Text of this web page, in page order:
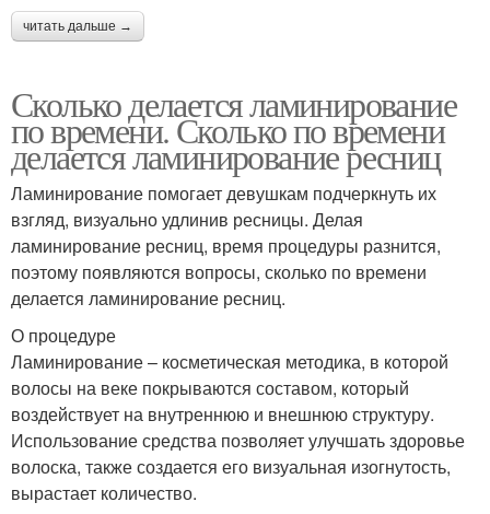
читать дальше →
Сколько делается ламинирование
по времени. Сколько по времени
делается ламинирование ресниц
Ламинирование помогает девушкам подчеркнуть их
взгляд, визуально удлинив ресницы. Делая
ламинирование ресниц, время процедуры разнится,
поэтому появляются вопросы, сколько по времени
делается ламинирование ресниц.
О процедуре
Ламинирование – косметическая методика, в которой
волосы на веке покрываются составом, который
воздействует на внутреннюю и внешнюю структуру.
Использование средства позволяет улучшать здоровье
волоска, также создается его визуальная изогнутость,
вырастает количество.